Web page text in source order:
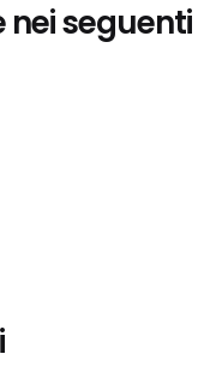
nei seguenti